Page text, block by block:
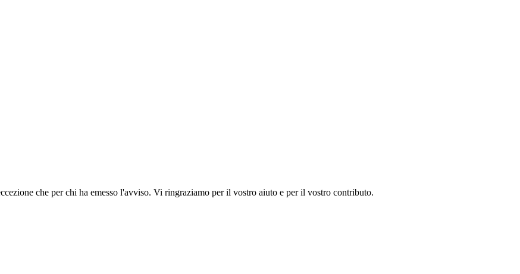
che per chi ha emesso l'avviso. Vi ringraziamo per il vostro aiuto e per il vostro contributo.